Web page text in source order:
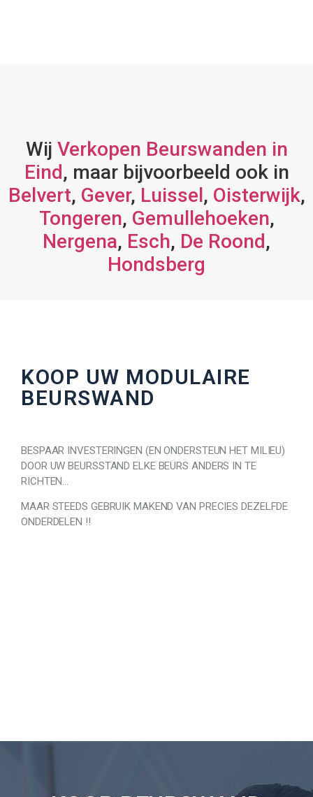
Wij Verkopen Beurswanden in
Eind, maar bijvoorbeeld ook in
Belvert, Gever, Luissel, Oisterwijk,
Tongeren, Gemullehoeken,
Nergena, Esch, De Roond,
Hondsberg
KOOP UW MODULAIRE
BEURSWAND
BESPAAR INVESTERINGEN (EN ONDERSTEUN HET MILIEU)
DOOR UW BEURSSTAND ELKE BEURS ANDERS IN TE
RICHTEN…
MAAR STEEDS GEBRUIK MAKEND VAN PRECIES DEZELFDE
ONDERDELEN !!